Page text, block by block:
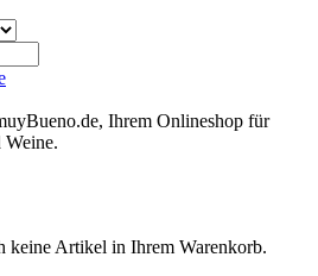
Ihrem Onlineshop für
Weine.
keine Artikel in Ihrem Warenkorb.